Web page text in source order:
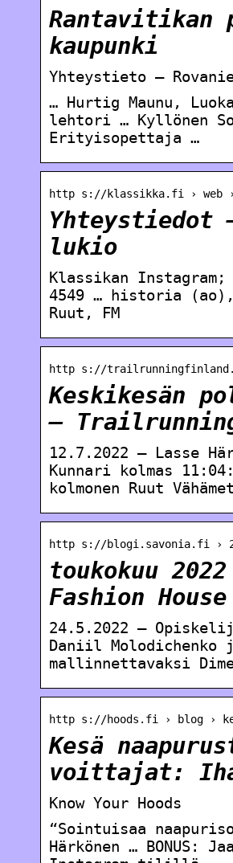
Rantavitikan
kaupunki
Yhteystieto –
… Hurtig Maunu,
lehtori … Kyllönen
Erityisopettaja …
http s://klassikka.fi › web
Yhteystiedot
lukio
Klassikan
4549 … historia
Ruut, FM
http s://
Keskikesän
–
12.7.2022 — Lasse
Kunnari kolmas
kolmonen Ruut
http s://blogi.savonia.fi ›
toukokuu
Fashion
24.5.2022 —
Daniil Molodichenko
mallinnettavaksi
http s://hoods.fi › blog ›
Kesä
voittajat:
Know Your Hoods
“Sointuisaa
Härkönen … BONUS: